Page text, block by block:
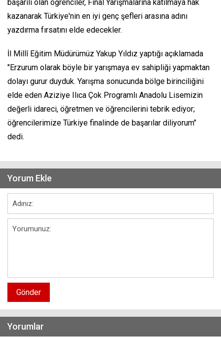
başarılı olan öğrenciler, Final Yarışmalarına katılmaya hak
kazanarak Türkiye'nin en iyi genç şefleri arasına adını
yazdırma fırsatını elde edecekler.
İl Millî Eğitim Müdürümüz Yakup Yıldız yaptığı açıklamada
"Erzurum olarak böyle bir yarışmaya ev sahipliği yapmaktan
dolayı gurur duyduk. Yarışma sonucunda bölge birinciliğini
elde eden Aziziye Ilıca Çok Programlı Anadolu Lisemizin
değerli idareci, öğretmen ve öğrencilerini tebrik ediyor;
öğrencilerimize Türkiye finalinde de başarılar diliyorum"
dedi.
Yorum Ekle
Gönder
Yorumlar